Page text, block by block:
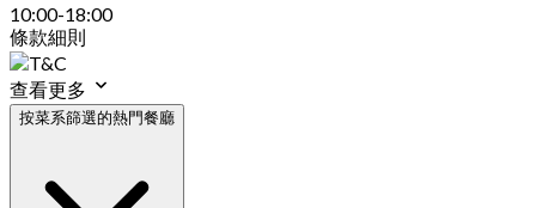
10:00-18:00
條款細則
查看更多
按菜系篩選的熱門餐廳